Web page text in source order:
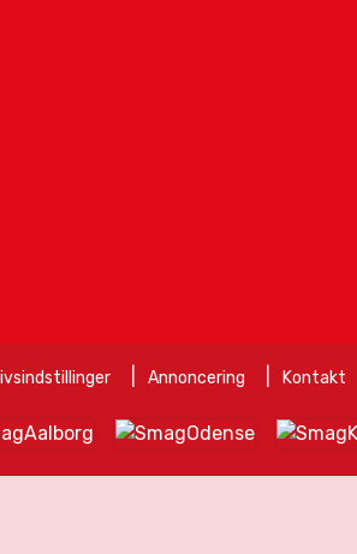
Annoncering Kontakt